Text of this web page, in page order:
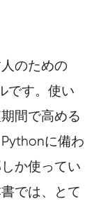
のための
です。使い
間で高める
に備わ
か使ってい
では、とて